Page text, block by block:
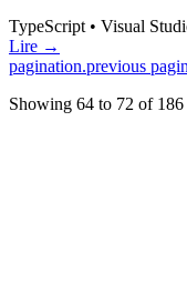
TypeScript • Visual
Lire →
pagination.previous
Showing 64 to 72 of 186